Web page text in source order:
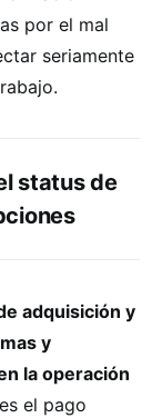
por el mal
seriamente
status de
adquisición y
y
la operación
el pago